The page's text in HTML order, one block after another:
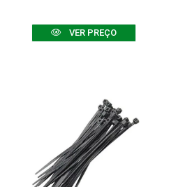
VER PREÇO